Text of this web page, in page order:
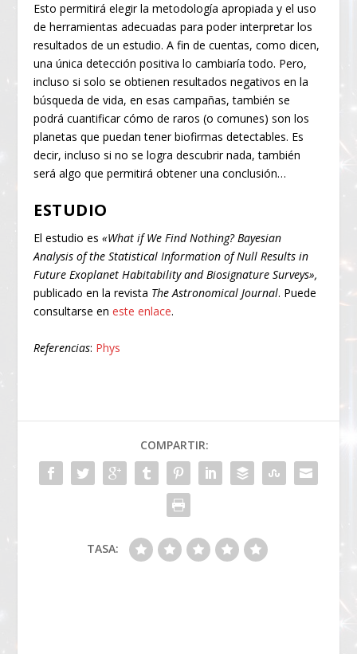
Esto permitirá elegir la metodología apropiada y el uso
de herramientas adecuadas para poder interpretar los
resultados de un estudio. A fin de cuentas, como dicen,
una única detección positiva lo cambiaría todo. Pero,
incluso si solo se obtienen resultados negativos en la
búsqueda de vida, en esas campañas, también se
podrá cuantificar cómo de raros (o comunes) son los
planetas que puedan tener biofirmas detectables. Es
decir, incluso si no se logra descubrir nada, también
será algo que permitirá obtener una conclusión…
ESTUDIO
El estudio es«What if We Find Nothing? Bayesian
Analysis of the Statistical Information of Null Results in
Future Exoplanet Habitability and Biosignature Surveys»,
publicado en la revista The Astronomical Journal. Puede
consultarse eneste enlace.
Referencias: Phys
COMPARTIR:
TASA: